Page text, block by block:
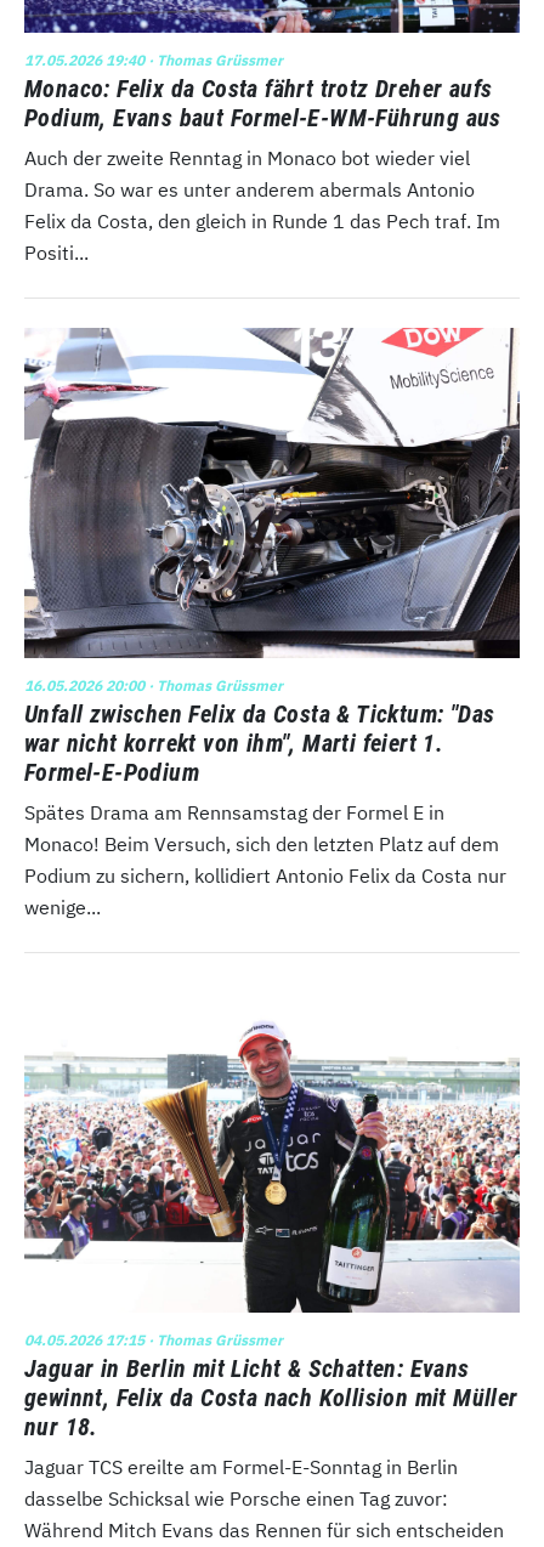
17.05.2026 19:40· Thomas Grüssmer
Monaco: Felix da Costa fährt trotz Dreher aufs
Podium, Evans baut Formel-E-WM-Führung aus
Auch der zweite Renntag in Monaco bot wieder viel
Drama. So war es unter anderem abermals Antonio
Felix da Costa, den gleich in Runde 1 das Pech traf. Im
Positi...
16.05.2026 20:00· Thomas Grüssmer
Unfall zwischen Felix da Costa & Ticktum: "Das
war nicht korrekt von ihm", Marti feiert 1.
Formel-E-Podium
Spätes Drama am Rennsamstag der Formel E in
Monaco! Beim Versuch, sich den letzten Platz auf dem
Podium zu sichern, kollidiert Antonio Felix da Costa nur
wenige...
04.05.2026 17:15· Thomas Grüssmer
Jaguar in Berlin mit Licht & Schatten: Evans
gewinnt, Felix da Costa nach Kollision mit Müller
nur 18.
Jaguar TCS ereilte am Formel-E-Sonntag in Berlin
dasselbe Schicksal wie Porsche einen Tag zuvor:
Während Mitch Evans das Rennen für sich entscheiden